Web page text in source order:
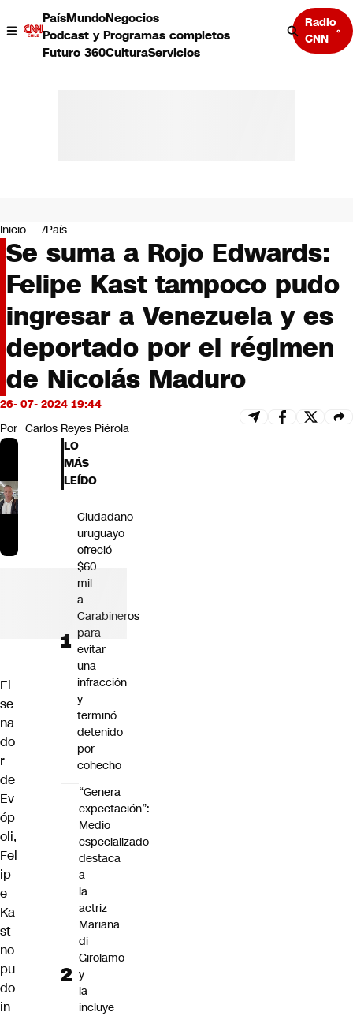
PaísMundoNegocios
Podcast y Programas completos
Futuro 360CulturaServicios
Radio
CNN
Negocios
Deportes
Programas completos
Cultura
Servicios
Bits
CNN Data
CNN tiempo
Futuro 360
Opinión
Inicio País
Se suma a Rojo Edwards:
Felipe Kast tampoco pudo
ingresar a Venezuela y es
deportado por el régimen
de Nicolás Maduro
26- 07- 2024 19:44
Por Carlos Reyes Piérola
El
se
na
do
r
de
Ev
óp
oli,
Fel
ip
e
Ka
st
no
pu
do
in
LO
MÁS
LEÍDO
Ciudadano
uruguayo
ofreció
$60
mil
a
Carabineros
para
evitar
una
infracción
y
terminó
detenido
por
cohecho
“Genera
expectación”:
Medio
especializado
destaca
a
la
actriz
Mariana
di
Girolamo
y
la
incluye